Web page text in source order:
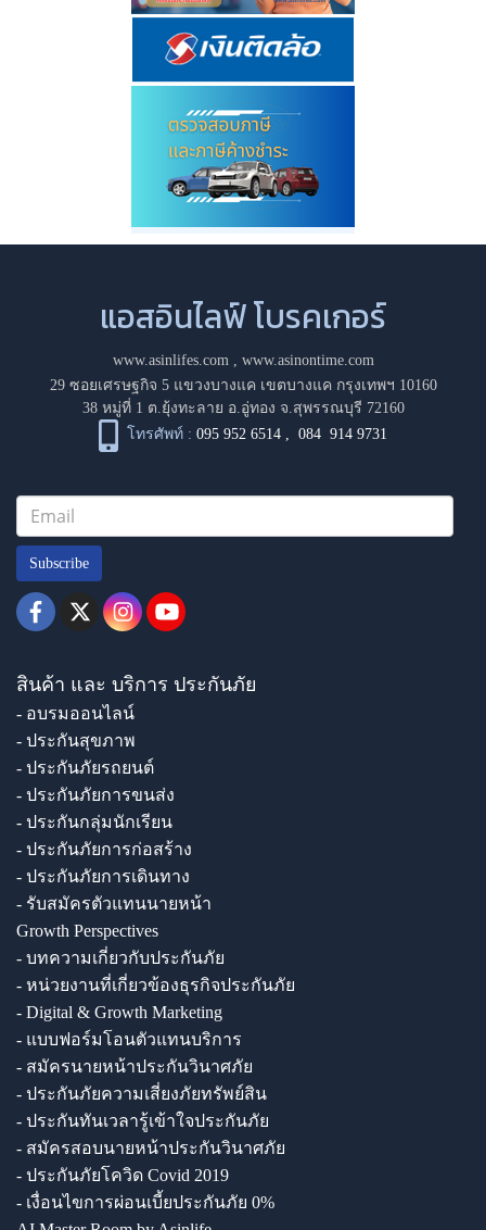
แอสอินไลฟ์ โบรคเกอร์
www.asinlifes.com, www.asinontime.com
29 ซอยเศรษฐกิจ 5 แขวงบางแค เขตบางแค กรุงเทพฯ 10160
38 หมู่ที่ 1 ต.ยุ้งทะลาย อ.อู่ทอง จ.สุพรรณบุรี 72160
โทรศัพท์ : 095 952 6514 ,084 914 9731
Subscribe
สินค้า และ บริการ ประกันภัย
- อบรมออนไลน์
- ประกันสุขภาพ
- ประกันภัยรถยนต์
- ประกันภัยการขนส่ง
- ประกันกลุ่มนักเรียน
- ประกันภัยการก่อสร้าง
- ประกันภัยการเดินทาง
- รับสมัครตัวแทนนายหน้า
Growth Perspectives
- บทความเกี่ยวกับประกันภัย
- หน่วยงานที่เกี่ยวข้องธุรกิจประกันภัย
- Digital & Growth Marketing
- แบบฟอร์มโอนตัวแทนบริการ
- สมัครนายหน้าประกันวินาศภัย
- ประกันภัยความเสี่ยงภัยทรัพย์สิน
- ประกันทันเวลารู้เข้าใจประกันภัย
- สมัครสอบนายหน้าประกันวินาศภัย
- ประกันภัยโควิด Covid 2019
- เงื่อนไขการผ่อนเบี้ยประกันภัย 0%